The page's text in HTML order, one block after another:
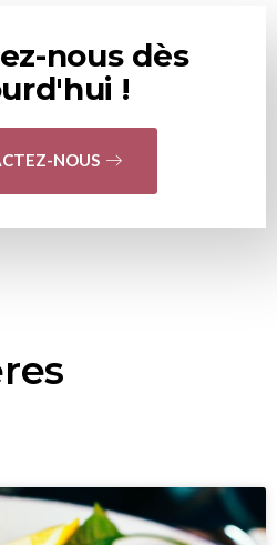
nous dès
!
NOUS